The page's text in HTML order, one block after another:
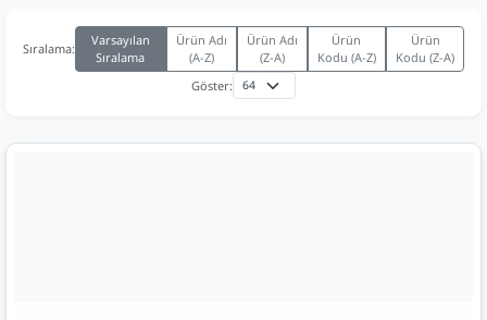
Sıralama:
Varsayılan
Sıralama
Ürün Adı
(A-Z)
Ürün Adı
(Z-A)
Ürün
Kodu (A-Z)
Ürün
Kodu (Z-A)
Göster: